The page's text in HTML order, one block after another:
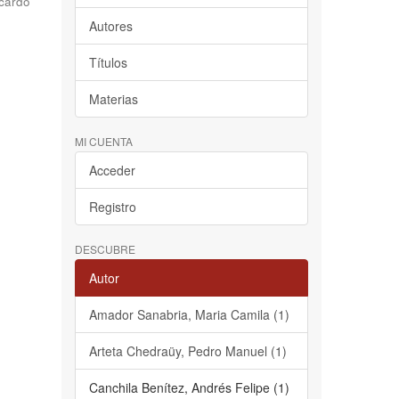
Autores
Títulos
Materias
MI CUENTA
Acceder
Registro
DESCUBRE
Autor
Amador Sanabria, Maria Camila (1)
Arteta Chedraüy, Pedro Manuel (1)
Canchila Benítez, Andrés Felipe (1)